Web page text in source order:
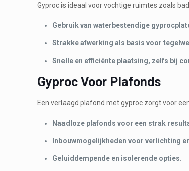
Gyproc is ideaal voor vochtige ruimtes zoals
Gebruik van waterbestendige
Strakke afwerking als basis voor
Snelle en efficiënte plaatsing, zelfs bij
Gyproc Voor Plafonds
Een verlaagd plafond met gyproc zorgt voor
Naadloze plafonds voor een strak
Inbouwmogelijkheden voor verlichting
Geluiddempende en isolerende opties.